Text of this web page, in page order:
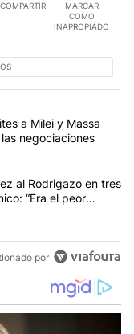
COMPARTIR
MARCAR
COMO
INAPROPIADO
comentarios en los
gobernadores
a Milei y Massa
negociaciones
mencionó por
al Rodrigazo en tres
“Era el peor
por